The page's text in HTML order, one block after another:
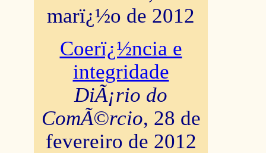
marï¿½o de 2012
Coerï¿½ncia e
integridade
DiÃ¡rio do
ComÃ©rcio, 28 de
fevereiro de 2012